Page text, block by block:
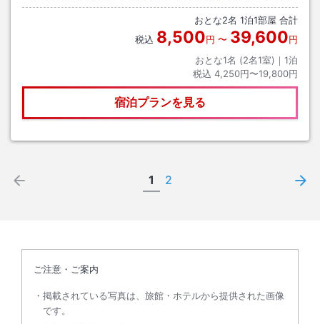
道－高松自動車道－県道1号－徳島自動車道－徳島IC
おとな2名 1泊1部屋 合計
税込 8,500円 〜 39,600円
おとな1名 (2名1室)｜ 1泊
税込 4,250円〜19,800円
宿泊プランを見る
1 2
ご注意・ご案内
掲載されている写真は、旅館・ホテルから提供された画像
です。